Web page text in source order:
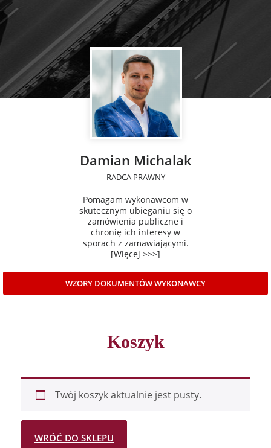
Damian Michalak
RADCA PRAWNY
Pomagam wykonawcom w
skutecznym ubieganiu się o
zamówienia publiczne i
chronię ich interesy w
sporach z zamawiającymi.
[Więcej >>>]
WZORY DOKUMENTÓW WYKONAWCY
Koszyk
Twój koszyk aktualnie jest pusty.
WRÓĆ DO SKLEPU